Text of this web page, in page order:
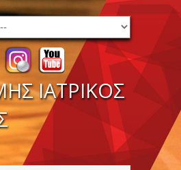
ΙΑΤΡΙΚΟΣ